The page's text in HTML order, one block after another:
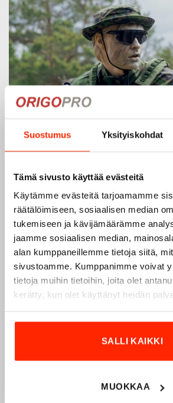
Suostumus Yksityiskohdat
Tämä sivusto käyttää evästeitä
Käytämme evästeitä tarjoamamme
räätälöimiseen, sosiaalisen median
tukemiseen ja kävijämäärämme
jaamme sosiaalisen median,
alan kumppaneillemme tietoja siitä,
sivustoamme. Kumppanimme voivat
tietoja muihin tietoihin, joita olet
kerätty, kun olet käyttänyt heidän
SALLI KAIKKI
MUOKKAA